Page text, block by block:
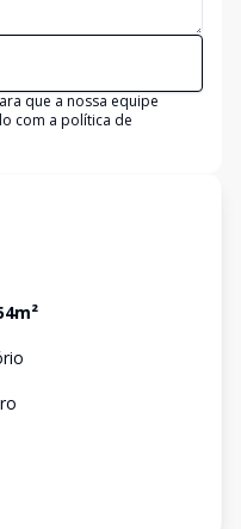
que a nossa equipe
com a política de
m²